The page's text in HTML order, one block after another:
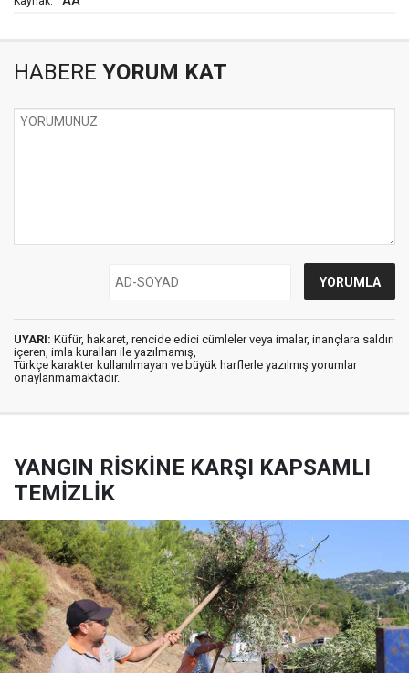
HABERE YORUM KAT
UYARI: Küfür, hakaret, rencide edici cümleler veya imalar, inançlara saldırı
içeren, imla kuralları ile yazılmamış,
Türkçe karakter kullanılmayan ve büyük harflerle yazılmış yorumlar
onaylanmamaktadır.
YANGIN RİSKİNE KARŞI KAPSAMLI
TEMİZLİK